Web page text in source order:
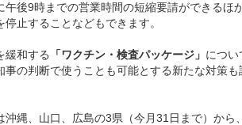
後9時までの営業時間の短縮要請ができるほ
止することなどもできます。
緩和する 「ワクチン・検査パッケージ」 につい
の判断で使うことも可能とする新たな対策も
沖縄、山口、広島の3県（今月31日まで）から